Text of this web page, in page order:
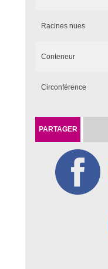
Racines nues
Conteneur
Circonférence
PARTAGER